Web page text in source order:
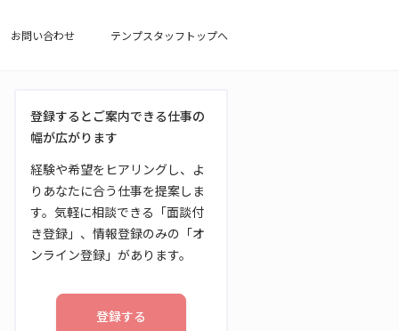
お問い合わせ テンプスタッフトップへ
登録するとご案内できる仕事の
幅が広がります
経験や希望をヒアリングし、よ
りあなたに合う仕事を提案しま
す。気軽に相談できる「面談付
き登録」、情報登録のみの「オ
ンライン登録」があります。
登録する